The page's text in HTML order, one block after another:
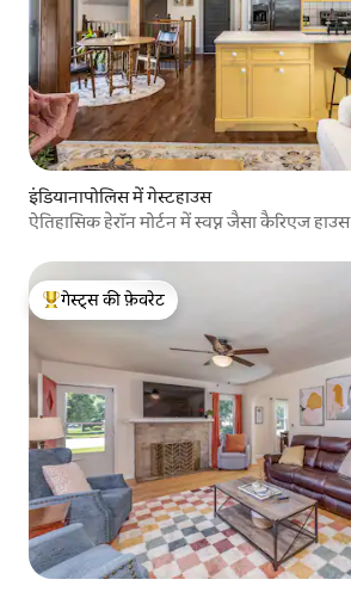
इंडियानापोलिस में गेस्टहाउस
ऐतिहासिक हेरॉन मोर्टन में स्वप्न जैसा कैरिएज हाउस
गेस्ट्स का टॉप फ़ेवरेट
गेस्ट्स की फ़ेवरेट